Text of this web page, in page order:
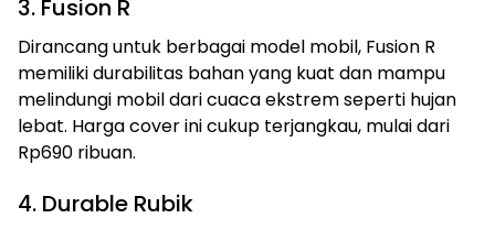
3. Fusion R
Dirancang untuk berbagai model mobil, Fusion R
memiliki durabilitas bahan yang kuat dan mampu
melindungi mobil dari cuaca ekstrem seperti hujan
lebat. Harga cover ini cukup terjangkau, mulai dari
Rp690 ribuan.
4. Durable Rubik